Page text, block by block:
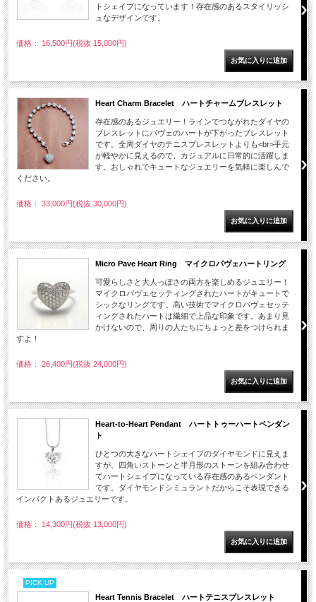
トシェイプになっています！存在感のあるスタイリッシ
ュなデザインです。
価格： 16,500円(税抜 15,000円)
Heart Charm Bracelet ハートチャームブレスレット
存在感のあるジュエリー！ラインでつながれたダイヤの
ブレスレットにパヴェのハートが下がったブレスレット
です。全周ダイヤのテニスブレスレットよりも<br>手元
が軽やかに見えるので、カジュアルに日常的に活躍しま
す。おしゃれでキュートなジュエリーを気軽に楽しんで
ください。
価格： 33,000円(税抜 30,000円)
Micro Pave Heart Ring マイクロパヴェハートリング
可愛らしさと大人っぽさの両方を楽しめるジュエリー！
マイクロパヴェセッティングされたハートがキュートで
シックなリングです。高い技術でマイクロパヴェセッテ
ィングされたハートは繊細で上品な印象です。あまり見
かけないので、周りの人たちにちょっと差をつけられま
すよ！
価格： 26,400円(税抜 24,000円)
Heart-to-Heart Pendant ハートトゥーハートペンダン
ト
ひとつの大きなハートシェイプのダイヤモンドに見えま
すが、四角いストーンと半月形のストーンを組み合わせ
てハートシェイプになっている存在感のあるペンダント
です。ダイヤモンドシミュラントだからこそ表現できる
インパクトあるジュエリーです。
価格： 14,300円(税抜 13,000円)
PICK UP
Heart Tennis Bracelet ハートテニスブレスレット